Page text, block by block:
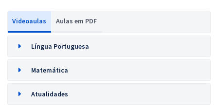
Videoaulas Aulas em PDF
Língua Portuguesa
Matemática
Atualidades